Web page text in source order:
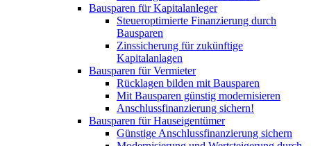
Bausparen für Kapitalanleger
Steueroptimierte Finanzierung durch
Bausparen
Zinssicherung für zukünftige
Kapitalanlagen
Bausparen für Vermieter
Rücklagen bilden mit Bausparen
Mit Bausparen günstig modernisieren
Anschlussfinanzierung sichern!
Bausparen für Hauseigentümer
Günstige Anschlussfinanzierung sichern